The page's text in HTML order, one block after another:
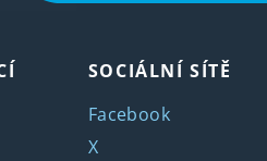
SOCIÁLNÍ SÍTĚ
Facebook
X